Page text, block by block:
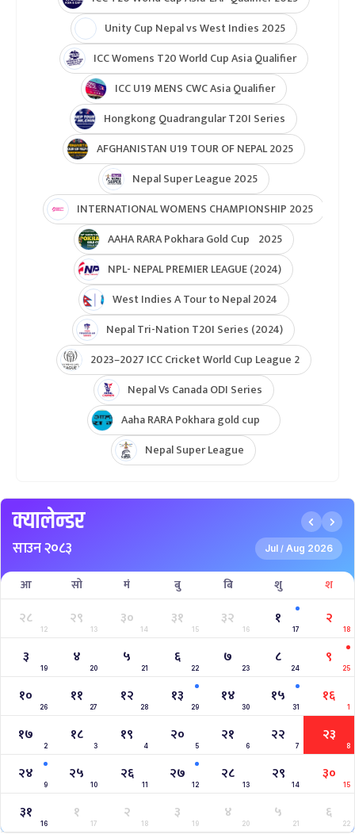
NPL- Nepal Premier League 2025
ICC T20 World Cup Asia & East Asia-Pacific Qualifier
ICC T20 World Cup Asia-EAP Qaulifier 2025
Unity Cup Nepal vs West Indies 2025
ICC Womens T20 World Cup Asia Qualifier
ICC U19 MENS CWC Asia Qualifier
Hongkong Quadrangular T20I Series
AFGHANISTAN U19 TOUR OF NEPAL 2025
Nepal Super League 2025
INTERNATIONAL WOMENS CHAMPIONSHIP 2025
AAHA RARA Pokhara Gold Cup 2025
NPL- NEPAL PREMIER LEAGUE (2024)
West Indies A Tour to Nepal 2024
Nepal Tri-Nation T20I Series (2024)
2023–2027 ICC Cricket World Cup League 2
Aaha RARA Pokhara gold cup
साउन २०८३ Aug 2026
आ मं बु श
२८
12
२९
13
३०
14
३१
15
३२
16
१
17
२
18
३
19
४
20
५
21
६
22
७
23
८
24
९
25
१०
26
११
27
१२
28
१३
29
१४
30
१५
31
१६
1
१७
2
१८
3
१९
4
२०
5
२१
6
२२
7
२३
8